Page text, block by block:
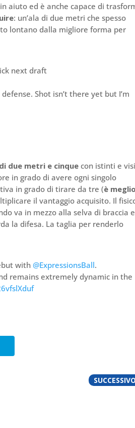
aiuto ed è anche capace di
: un’ala di due metri che spesso
lontano dalla migliore forma per
next draft
Shot isn’t there yet but I’m
due metri e cinque con istinti e
in grado di avere ogni singolo
in grado di tirare da tre (è
il vantaggio acquisito. Il
va in mezzo alla selva di braccia e
la difesa. La taglia per renderlo
with@ExpressionsBall.
remains extremely dynamic in the
SUCCESSIVO